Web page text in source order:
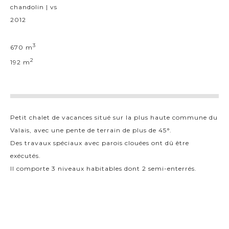
chandolin | vs
2012
670 m3
192 m2
Petit chalet de vacances situé sur la plus haute commune du
Valais, avec une pente de terrain de plus de 45°.
Des travaux spéciaux avec parois clouées ont dû être
exécutés.
Il comporte 3 niveaux habitables dont 2 semi-enterrés.